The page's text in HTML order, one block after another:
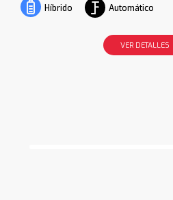
Híbrido Automático
VER DETALLES